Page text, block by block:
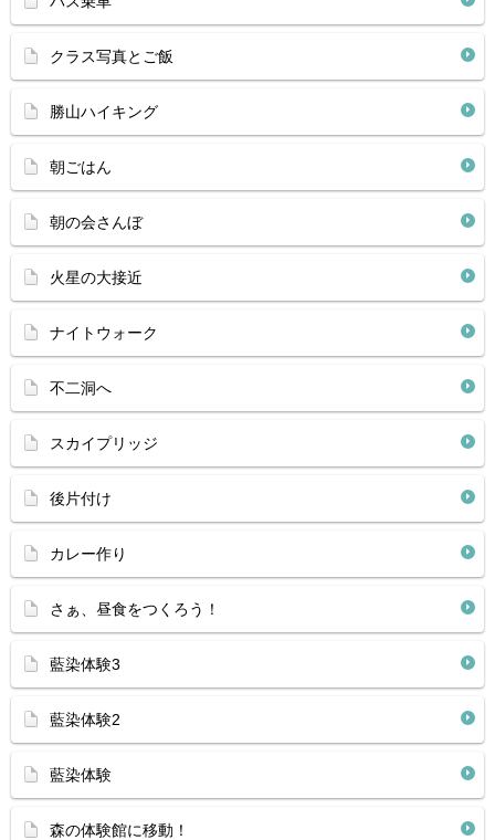
クラス写真とご飯
勝山ハイキング
朝ごはん
朝の会さんぼ
火星の大接近
ナイトウォーク
不二洞へ
スカイプリッジ
後片付け
カレー作り
さぁ、昼食をつくろう！
藍染体験3
藍染体験2
藍染体験
森の体験館に移動！